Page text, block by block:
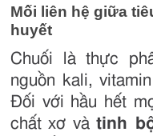
Mối liên hệ giữa
huyết
Chuối là thực
nguồn kali,
Đối với hầu hết
chất xơ vàtinh